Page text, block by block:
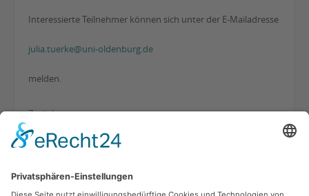
Interessierte Teilnehmer können sich unter der E-Mailadresse
julia.tuerke@uni-oldenburg.de
melden.
Zurück